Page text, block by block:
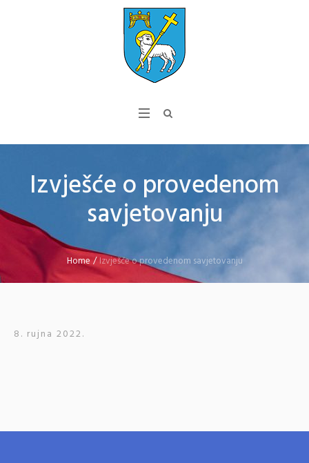
Izvješće o provedenom
savjetovanju
Home /Izvješće o provedenom savjetovanju
8. rujna 2022.